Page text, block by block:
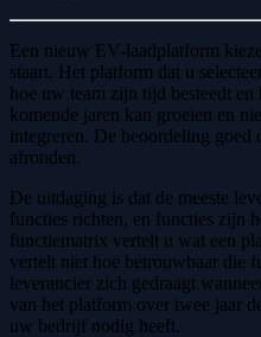
Een nieuw EV-laadplatform
staart. Het platform dat u
hoe uw team zijn tijd besteedt
komende jaren kan groeien en
integreren. De beoordeling goed
afronden.
De uitdaging is dat de meeste
functies richten, en functies zijn
functiematrix vertelt u wat een
vertelt niet hoe betrouwbaar die
leverancier zich gedraagt
van het platform over twee jaar
uw bedrijf nodig heeft.